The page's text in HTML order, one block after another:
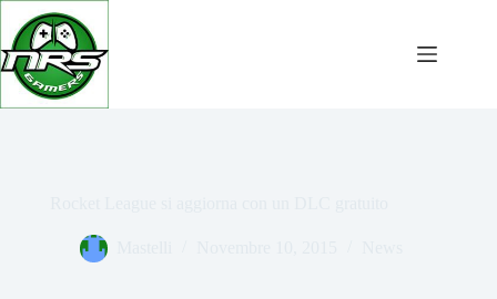
Salta
contenuto